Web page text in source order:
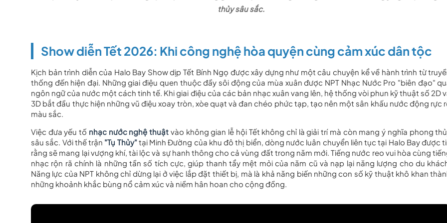
thủy sâu sắc.
Show diễn Tết 2026: Khi công nghệ hòa quyện cùng cảm xúc dân tộc
Kịch bản trình diễn của Halo Bay Show dịp Tết Bính Ngọ được xây dựng như một câu chuyện kể về hành trình từ
thống đến hiện đại. Những giai điệu quen thuộc đầy sôi động của mùa xuân được NPT Nhạc Nước Pro "biên đạo"
ngôn ngữ của nước một cách tinh tế. Khi giai điệu của các bản nhạc xuân vang lên, hệ thống vòi phun kỹ thuật số 2D
3D bắt đầu thực hiện những vũ điệu xoay tròn, xòe quạt và đan chéo phức tạp, tạo nên một sân khấu nước động rực
màu sắc.
Việc đưa yếu tố nhạc nước nghệ thuật vào không gian lễ hội Tết không chỉ là giải trí mà còn mang ý nghĩa phong
sâu sắc. Với thế trận "Tụ Thủy"tại Minh Đường của khu đô thị biển, dòng nước luân chuyển liên tục tại Halo Bay được
rằng sẽ mang lại vượng khí, tài lộc và sự hanh thông cho cả vùng đất trong năm mới. Tiếng nước reo vui hòa cùng
nhạc rộn rã chính là những tần số tích cực, giúp thanh tẩy mệt mỏi của năm cũ và nạp lại năng lượng cho du
Năng lực của NPT không chỉ dừng lại ở việc lắp đặt thiết bị, mà là khả năng biến những con số kỹ thuật khô khan
những khoảnh khắc bùng nổ cảm xúc và niềm hân hoan cho cộng đồng.